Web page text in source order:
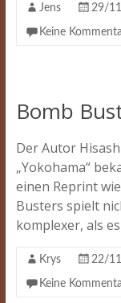
Jens 29/
Keine
Bomb
Der Autor
„Yokohama“
einen Reprint
Busters spielt
komplexer, als
Krys 22/
Keine